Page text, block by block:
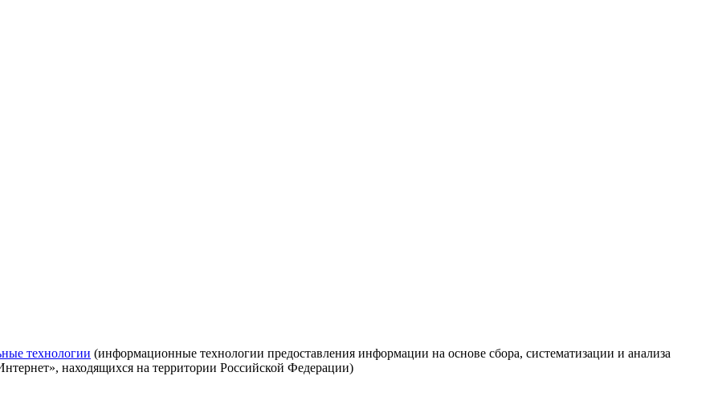
технологии (информационные технологии предоставления информации на основе сбора, систематизации и анализа
находящихся на территории Российской Федерации)